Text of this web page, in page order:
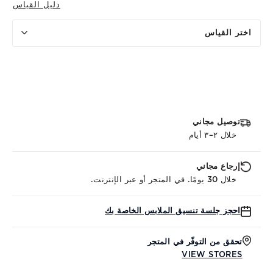
دليل القياس
اختر القياس
توصيل مجاني
خلال ٢–٣ أيام
إرجاع مجاني
خلال 30 يومًا. في المتجر أو عبر الإنترنت.
احجز جلسة تنسيق الملابس الخاصة بك
تحقق من التوفّر في المتجر
VIEW STORES